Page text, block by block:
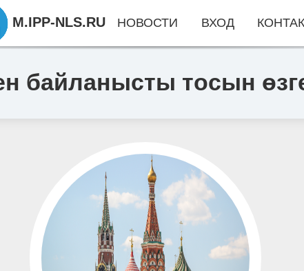
байланысты тосын
M.IPP-NLS.RU НОВОСТИ ВХОД